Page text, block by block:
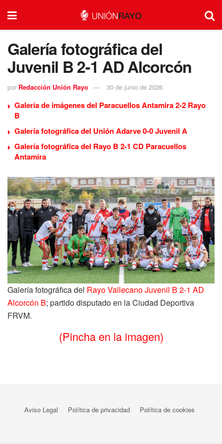
Galería fotográfica del
Juvenil B 2-1 AD Alcorcón
por Redacción Unión Rayo 30 de junio de 2026
Galería de imágenes del Paracuellos Antamira 2-2 Rayo
B
Galería fotográfica del Unión Adarve 0-0 Juvenil A
Galería fotográfica del Rayo B 2-1 CD Paracuellos
Antamira
Galería fotográfica del Rayo Vallecano Juvenil B 2-1 AD
Alcorcón B; partido disputado en la Ciudad Deportiva
FRVM.
(Pincha en la imagen)
Aviso Legal Política de privacidad Política de cookies